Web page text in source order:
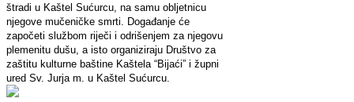
štradi u Kaštel Sućurcu, na samu obljetnicu
njegove mučeničke smrti. Događanje će
započeti službom riječi i odrišenjem za njegovu
plemenitu dušu, a isto organiziraju Društvo za
zaštitu kulturne baštine Kaštela “Bijaći” i župni
ured Sv. Jurja m. u Kaštel Sućurcu.